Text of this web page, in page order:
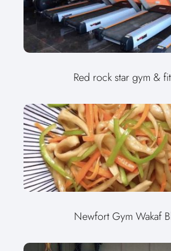
Red rock star gym &
Newfort Gym Wakaf